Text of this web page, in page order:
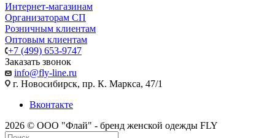
Интернет-магазинам
Организаторам СП
Розничным клиентам
Оптовым клиентам
+7 (499) 653-9747
Заказать звонок
info@fly-line.ru
г. Новосибирск, пр. К. Маркса, 47/1
Вконтакте
2026 © ООО "Флай" - бренд женской одежды FLY